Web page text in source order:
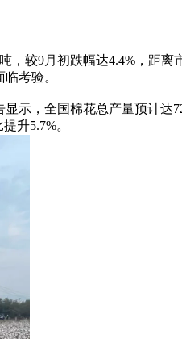
，较9月初跌幅达4.4%，距
考验。
示，全国棉花总产量预计
升5.7%。